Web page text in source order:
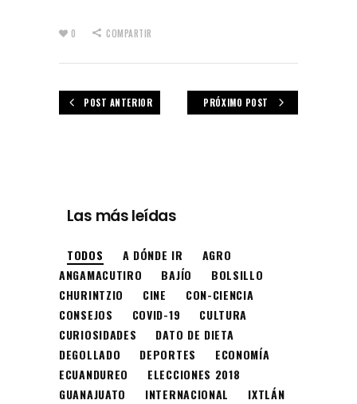
0 COMPARTIR
POST ANTERIOR PRÓXIMO POST
Las más leídas
TODOS A DÓNDE IR
AGRO
ANGAMACUTIRO
BAJÍO
BOLSILLO
CHURINTZIO
CINE
CON-CIENCIA
CONSEJOS
COVID-19
CULTURA
CURIOSIDADES
DATO DE DIETA
DEGOLLADO
DEPORTES
ECONOMÍA
ECUANDUREO
ELECCIONES 2018
GUANAJUATO
INTERNACIONAL
IXTLÁN